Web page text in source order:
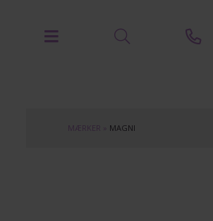
MÆRKER MAGNI